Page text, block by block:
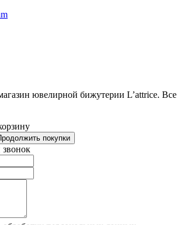
ювелирной бижутерии L’attrice. Все
покупки
звонок